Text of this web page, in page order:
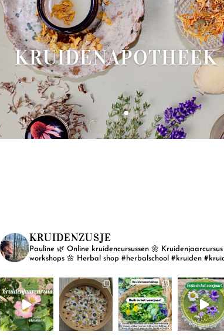
KRUIDENAPOTHEEK
KRUIDENZUSJE
Pauline🌿 Online kruidencursussen🌼 Kruidenjaarcursus
workshops🌼 Herbal shop #herbalschool #kruiden